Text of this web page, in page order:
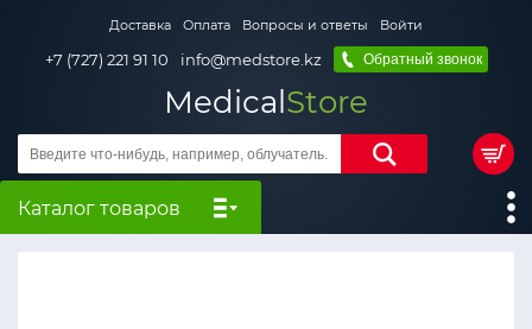
Доставка Оплата Вопросы и ответы Войти
+7 (727) 221 91 10 info@medstore.kz Обратный звонок
MedicalStore
Каталог товаров